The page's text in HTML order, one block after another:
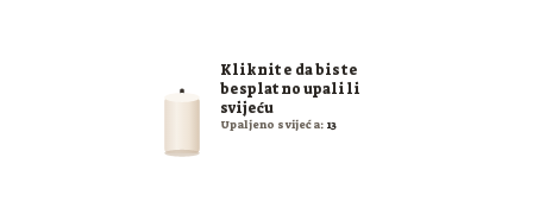
Kliknite da biste
besplatno upalili
svijeću
Upaljeno svijeća: 13